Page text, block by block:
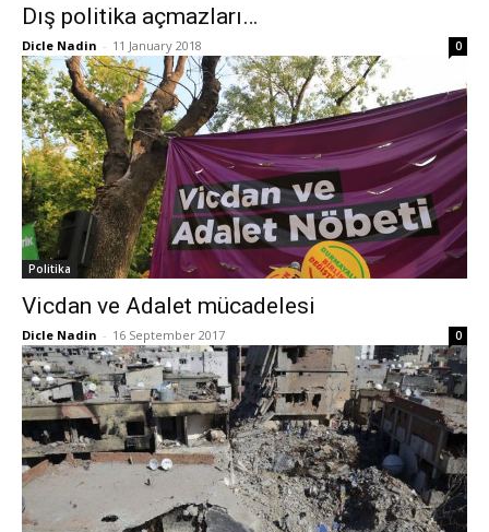
Dış politika açmazları…
Dicle Nadin - 11 January 2018 0
Politika
Vicdan ve Adalet mücadelesi
Dicle Nadin - 16 September 2017 0